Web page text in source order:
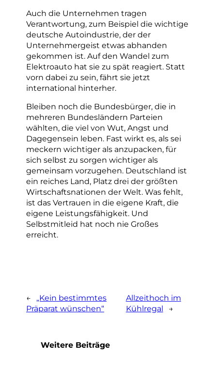
Auch die Unternehmen tragen
Verantwortung, zum Beispiel die wichtige
deutsche Autoindustrie, der der
Unternehmergeist etwas abhanden
gekommen ist. Auf den Wandel zum
Elektroauto hat sie zu spät reagiert. Statt
vorn dabei zu sein, fährt sie jetzt
international hinterher.
Bleiben noch die Bundesbürger, die in
mehreren Bundesländern Parteien
wählten, die viel von Wut, Angst und
Dagegensein leben. Fast wirkt es, als sei
meckern wichtiger als anzupacken, für
sich selbst zu sorgen wichtiger als
gemeinsam vorzugehen. Deutschland ist
ein reiches Land, Platz drei der größten
Wirtschaftsnationen der Welt. Was fehlt,
ist das Vertrauen in die eigene Kraft, die
eigene Leistungsfähigkeit. Und
Selbstmitleid hat noch nie Großes
erreicht.
←
„Kein bestimmtes
Präparat wünschen“
Allzeithoch im
Kühlregal
→
Weitere Beiträge